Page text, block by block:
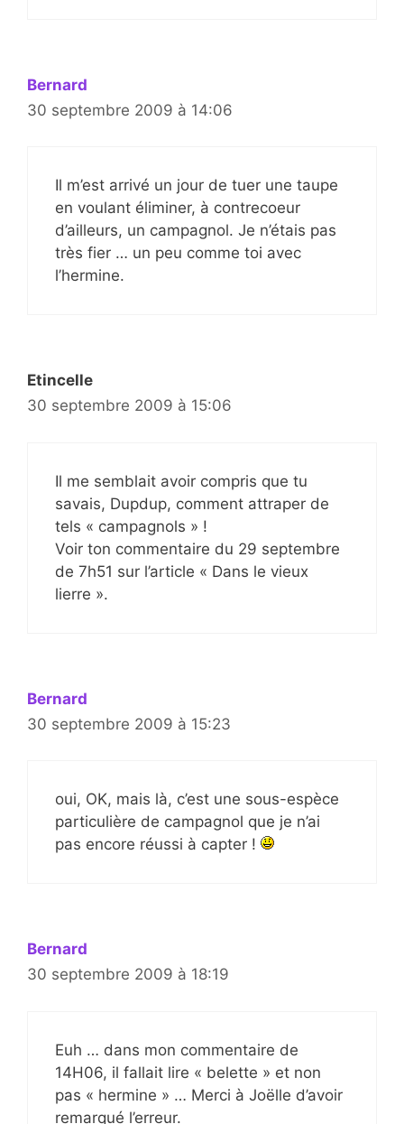
Bernard
30 septembre 2009 à 14:06
Il m’est arrivé un jour de tuer une taupe
en voulant éliminer, à contrecoeur
d’ailleurs, un campagnol. Je n’étais pas
très fier … un peu comme toi avec
l’hermine.
Etincelle
30 septembre 2009 à 15:06
Il me semblait avoir compris que tu
savais, Dupdup, comment attraper de
tels « campagnols » !
Voir ton commentaire du 29 septembre
de 7h51 sur l’article « Dans le vieux
lierre ».
Bernard
30 septembre 2009 à 15:23
oui, OK, mais là, c’est une sous-espèce
particulière de campagnol que je n’ai
pas encore réussi à capter !
Bernard
30 septembre 2009 à 18:19
Euh … dans mon commentaire de
14H06, il fallait lire « belette » et non
pas « hermine » … Merci à Joëlle d’avoir
remarqué l’erreur.